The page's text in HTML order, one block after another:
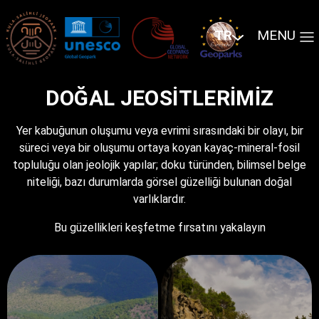
TR MENU
DOĞAL JEOSITLERIMIZ
Yer kabuğunun oluşumu veya evrimi sırasındaki bir olayı, bir
süreci veya bir oluşumu ortaya koyan kayaç-mineral-fosil
topluluğu olan jeolojik yapılar; doku türünden, bilimsel belge
niteliği, bazı durumlarda görsel güzelliği bulunan doğal
varlıklardır.
Bu güzellikleri keşfetme fırsatını yakalayın